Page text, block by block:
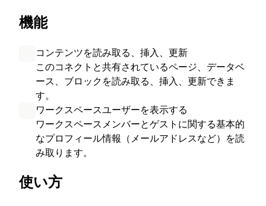
機能
コンテンツを読み取る、挿入、更新
このコネクトと共有されているページ、データベ
ース、ブロックを読み取る、挿入、更新できま
す。
ワークスペースユーザーを表示する
ワークスペースメンバーとゲストに関する基本的
なプロフィール情報（メールアドレスなど）を読
み取ります。
使い方